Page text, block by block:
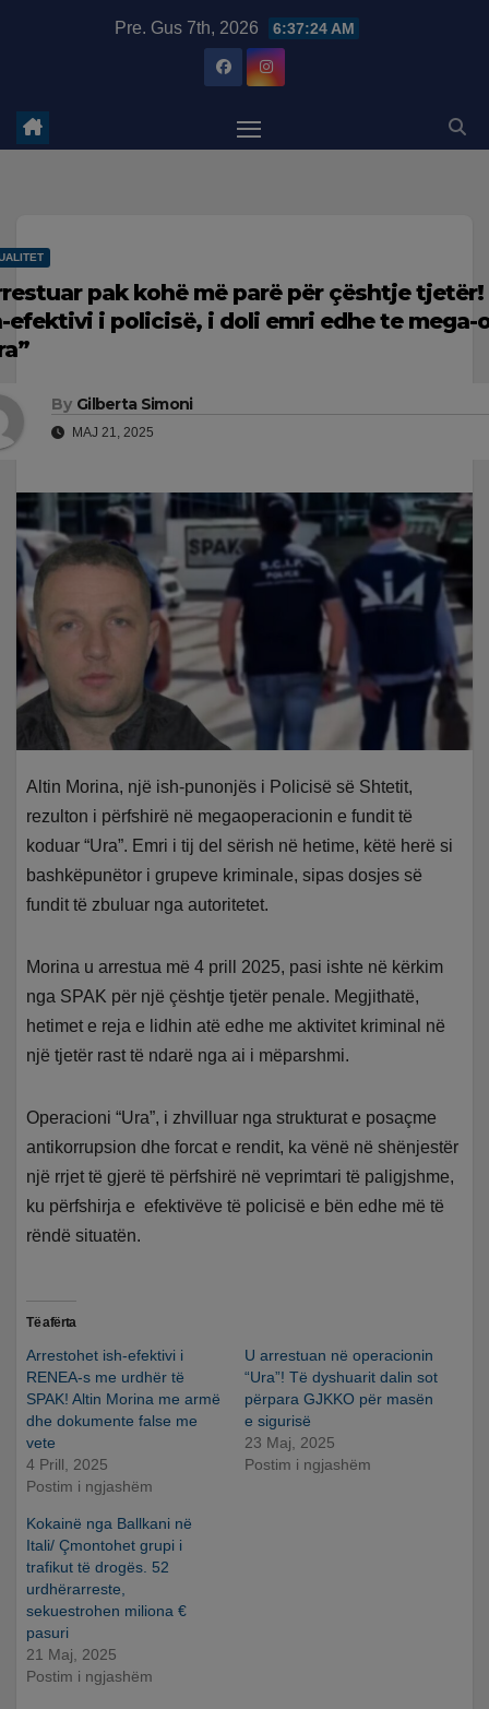
Pre. Gus 7th, 2026 6:37:25 AM
pak kohë më parë për çështje
efektivi i policisë, i doli emri edhe te mega-
By Gilberta Simoni
MAJ 21, 2025
Altin Morina, një ish-punonjës i Policisë së Shtetit,
rezulton i përfshirë në megaoperacionin e fundit të
koduar “Ura”. Emri i tij del sërish në hetime, këtë herë si
bashkëpunëtor i grupeve kriminale, sipas dosjes së
fundit të zbuluar nga autoritetet.
Morina u arrestua më 4 prill 2025, pasi ishte në kërkim
nga SPAK për një çështje tjetër penale. Megjithatë,
hetimet e reja e lidhin atë edhe me aktivitet kriminal në
një tjetër rast të ndarë nga ai i mëparshmi.
Operacioni “Ura”, i zhvilluar nga strukturat e posaçme
antikorrupsion dhe forcat e rendit, ka vënë në shënjestër
një rrjet të gjerë të përfshirë në veprimtari të paligjshme,
ku përfshirja e efektivëve të policisë e bën edhe më të
rëndë situatën.
Të afërta
Arrestohet ish-efektivi i
RENEA-s me urdhër të
SPAK! Altin Morina me armë
dhe dokumente false me
vete
4 Prill, 2025
Postim i ngjashëm
U arrestuan në operacionin
“Ura”! Të dyshuarit dalin sot
përpara GJKKO për masën
e sigurisë
23 Maj, 2025
Postim i ngjashëm
Kokainë nga Ballkani në
Itali/ Çmontohet grupi i
trafikut të drogës. 52
urdhërarreste,
sekuestrohen miliona €
pasuri
21 Maj, 2025
Postim i ngjashëm